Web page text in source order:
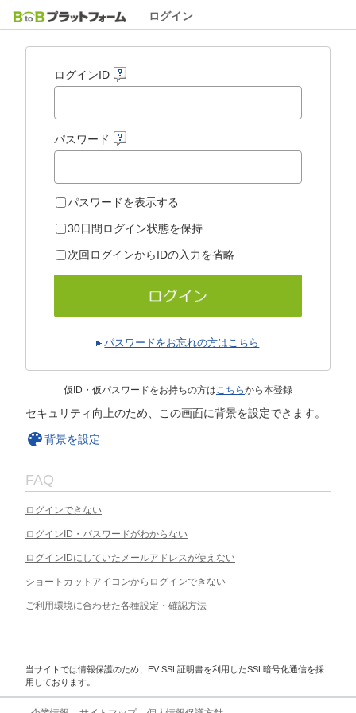
ログイン
ログインID
パスワード
パスワードを表示する
30日間ログイン状態を保持
次回ログインからIDの入力を省略
パスワードをお忘れの方はこちら
仮ID・仮パスワードをお持ちの方はこちらから本登録
セキュリティ向上のため、この画面に背景を設定できます。
背景を設定
FAQ
ログインできない
ログインID・パスワードがわからない
ログインIDにしていたメールアドレスが使えない
ショートカットアイコンからログインできない
ご利用環境に合わせた各種設定・確認方法
当サイトでは情報保護のため、EV SSL証明書を利用したSSL暗号化通信を採
用しております。